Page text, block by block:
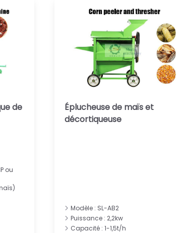
de
ou
Éplucheuse de maïs et
décortiqueuse
Modèle : SL-AB2
Puissance : 2,2kw
Capacité : 1-1,5t/h